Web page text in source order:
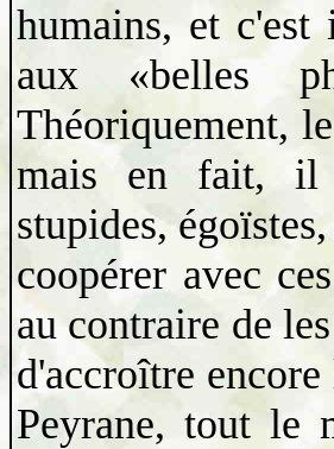
humains, et c'est
aux «belles
Théoriquement,
mais en fait, il
stupides,
coopérer avec
au contraire de
d'accroître
Peyrane, tout le